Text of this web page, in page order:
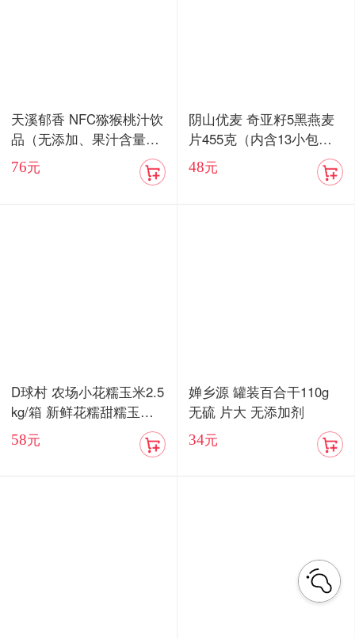
天溪郁香 NFC猕猴桃汁饮
品（无添加、果汁含量8
5%）顺丰包邮
76元
阴山优麦 奇亚籽5黑燕麦
片455克（内含13小包）/
血燕麦5红燕麦片455克
（内含13小包）
48元
D球村 农场小花糯玉米2.5
kg/箱 新鲜花糯甜糯玉米
棒真空
58元
婵乡源 罐装百合干110g
无硫 片大 无添加剂
34元